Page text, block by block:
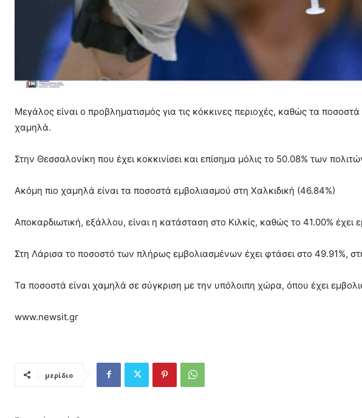
Μεγάλος είναι ο προβληματισμός για τις κόκκινες περιοχές, καθώς τα ποσοστά
χαμηλά.
Στην Θεσσαλονίκη που έχει κοκκινίσει και επίσημα μόλις το 50.08% των
Ακόμη πιο χαμηλά είναι τα ποσοστά εμβολιασμού στη Χαλκιδική (46.84%)
Αποκαρδιωτική, εξάλλου, είναι η κατάσταση στο Κιλκίς, καθώς το 41.00% έχει
Στη Λάρισα το ποσοστό των πλήρως εμβολιασμένων έχει φτάσει στο 49.91%,
Τα ποσοστά είναι χαμηλά σε σύγκριση με την υπόλοιπη χώρα, όπου έχει
www.newsit.gr
μερίδιο